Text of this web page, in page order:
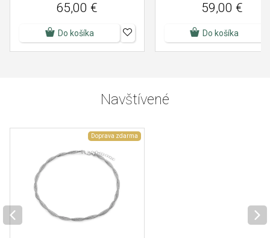
65,00 €
Do košíka
59,00 €
Do košíka
Navštívené
Doprava zdarma